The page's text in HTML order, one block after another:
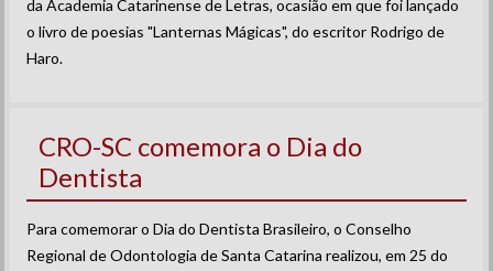
da Academia Catarinense de Letras, ocasião em que foi lançado
o livro de poesias "Lanternas Mágicas", do escritor Rodrigo de
Haro.
CRO-SC comemora o Dia do
Dentista
Para comemorar o Dia do Dentista Brasileiro, o Conselho
Regional de Odontologia de Santa Catarina realizou, em 25 do